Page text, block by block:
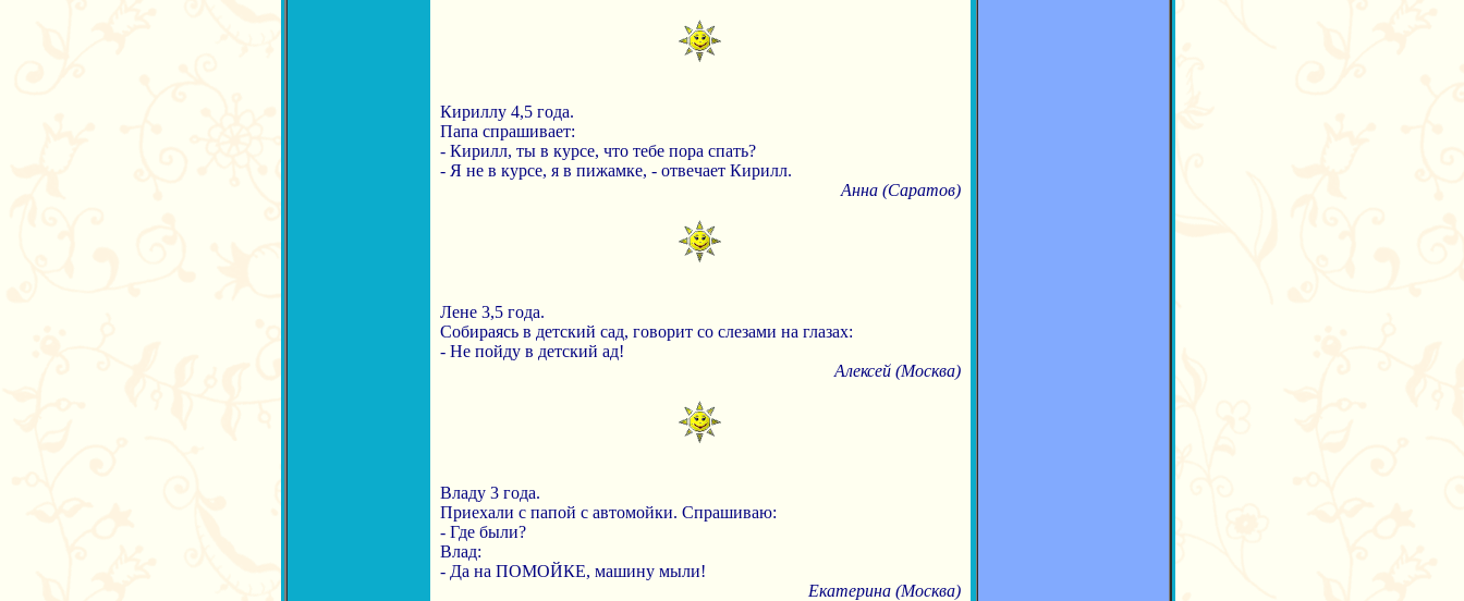
Кириллу 4,5 года.
Папа спрашивает:
- Кирилл, ты в курсе, что тебе пора спать?
- Я не в курсе, я в пижамке, - отвечает Кирилл.
Aнна (Cаратов)
Лене 3,5 года.
Собираясь в детский сад, говорит со слезами на глазах:
- Не пойду в детский ад!
Алексей (Москва)
Владу 3 года.
Приехали с папой с автомойки. Спрашиваю:
- Где были?
Влад:
- Да на ПОМОЙКЕ, машину мыли!
Екатерина (Москва)